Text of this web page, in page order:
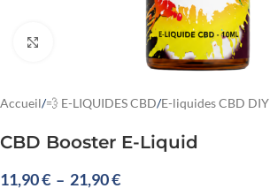
Cliquez pour agrandir
Accueil/💨 E-LIQUIDES CBD/E-liquides CBD DIY
CBD Booster E-Liquid
11,90€ – 21,90€